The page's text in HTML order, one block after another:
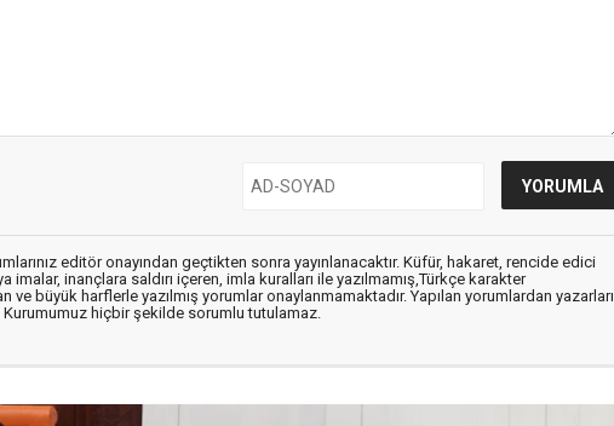
editör onayından geçtikten sonra yayınlanacaktır. Küfür, hakaret, rencide edici
imalar, inançlara saldırı içeren, imla kuralları ile yazılmamış,Türkçe karakter
ve büyük harflerle yazılmış yorumlar onaylanmamaktadır. Yapılan yorumlardan yazarları
Kurumumuz hiçbir şekilde sorumlu tutulamaz.